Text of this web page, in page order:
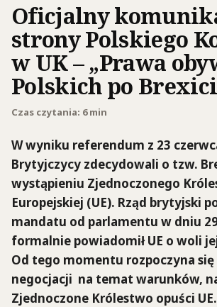
Oficjalny
strony Polskiego
w UK – „Prawa
Polskich po
Czas czytania: 6 min
W wyniku referendum z 23
Brytyjczycy zdecydowali o tzw.
wystąpieniu Zjednoczonego
Europejskiej (UE). Rząd brytyjski
mandatu od parlamentu w dniu
formalnie powiadomił UE o woli
Od tego momentu rozpoczyna się
negocjacji na temat warunków,
Zjednoczone Królestwo opuści UE.